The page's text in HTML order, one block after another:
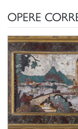
cat. 47;
C. Stefani in P.
2000, p. 298;
A.M. Matteucci,
2002, p. 262;
K. Herrmann
Dalla pinacoteca
Giuliano Milanese
D. Batorska,
2012, p. 203, n.
OPERE